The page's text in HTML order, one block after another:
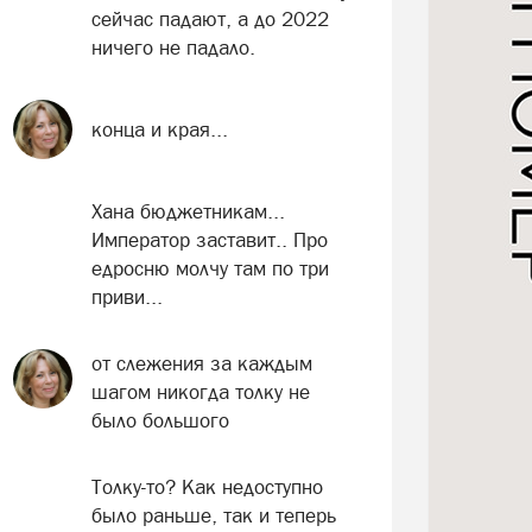
сейчас падают, а до 2022
ничего не падало.
конца и края...
Хана бюджетникам...
Император заставит.. Про
едросню молчу там по три
приви...
от слежения за каждым
шагом никогда толку не
было большого
Толку-то? Как недоступно
было раньше, так и теперь